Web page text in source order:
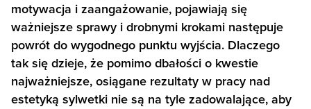
motywacja i zaangażowanie, pojawiają się
ważniejsze sprawy i drobnymi krokami następuje
powrót do wygodnego punktu wyjścia. Dlaczego
tak się dzieje, że pomimo dbałości o kwestie
najważniejsze, osiągane rezultaty w pracy nad
estetyką sylwetki nie są na tyle zadowalające, aby